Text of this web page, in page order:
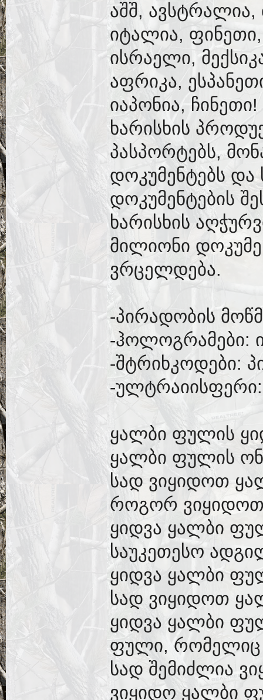
აშშ,
იტალია,
ისრაელი,
აფრიკა,
იაპონია,
ხარისხის
პასპორტებს,
დოკუმენტებს და
დოკუმენტების
ხარისხის
მილიონი
ვრცელდება.
-პირადობის
-ჰოლოგრამები:
-შტრიხკოდები:
-
ყალბი ფულის
ყალბი ფულის
სად ვიყიდოთ
როგორ
ყიდვა ყალბი
საუკეთესო
ყიდვა ყალბი
სად ვიყიდოთ
ყიდვა ყალბი
ფული, რომელიც
სად შემიძლია
ვიყიდო ყალბი